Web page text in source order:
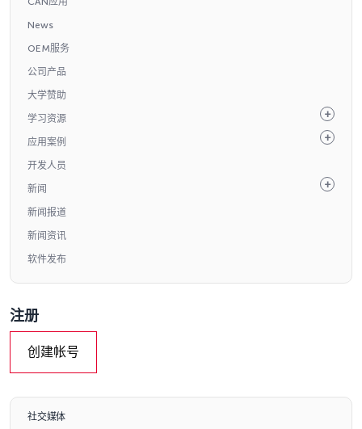
News
OEM服务
公司产品
大学赞助
学习资源
应用案例
开发人员
新闻
新闻报道
新闻资讯
软件发布
注册
创建帐号
社交媒体